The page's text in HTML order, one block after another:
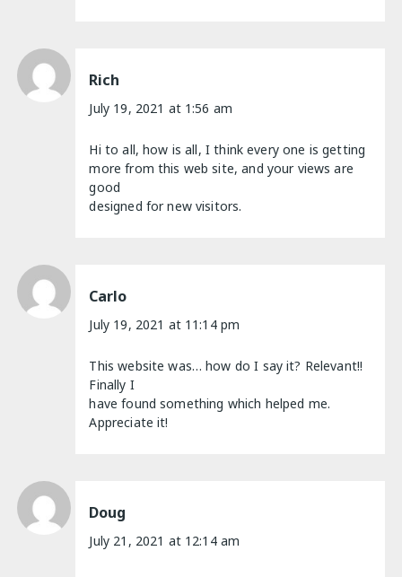
Rich
July 19, 2021 at 1:56 am
Hi to all, how is all, I think every one is getting
more from this web site, and your views are
good
designed for new visitors.
Carlo
July 19, 2021 at 11:14 pm
This website was… how do I say it? Relevant!!
Finally I
have found something which helped me.
Appreciate it!
Doug
July 21, 2021 at 12:14 am